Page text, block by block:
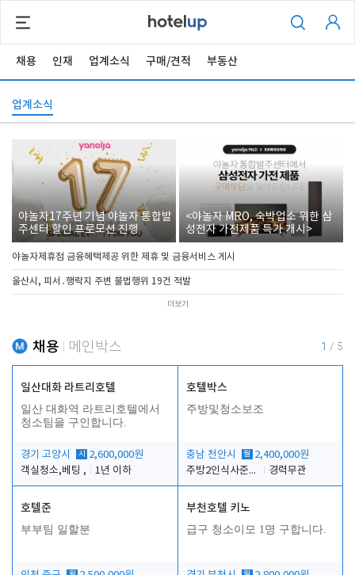
채용 인재 업계소식 구매/견적 부동산
업계소식
야놀자17주년 기념 야놀자 통합발
주센터 할인 프로모션 진행
<야놀자 MRO, 숙박업소 위한 삼
성전자 가전제품 특가 개시>
야놀자제휴점 금융혜택제공 위한 제휴 및 금융서비스 게시
울산시, 피서․행락지 주변 불법행위 19건 적발
더보기
채용 메인박스 1 / 5
일산대화 라트리호텔
일산 대화역 라트리호텔에서
청소팀을 구인합니다.
경기 고양시 시
2,600,000원
객실청소,베팅 ,
1년 이하
호텔박스
주방및청소보조
충남 천안시 월 2,400,000원
주방2인식사준비및청소린렌보조
경력무관
호텔준
부부팀 일할분
부천호텔 키노
급구 청소이모 1명 구합니다.